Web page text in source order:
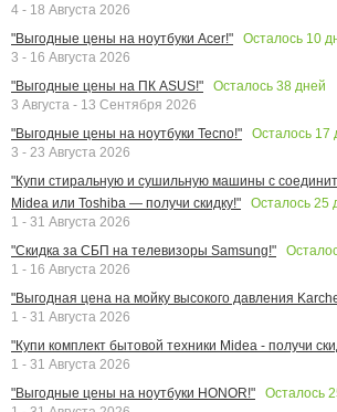
4 - 18 Августа 2026
"Выгодные цены на ноутбуки Acer!"
Осталось 10
3 - 16 Августа 2026
"Выгодные цены на ПК ASUS!"
Осталось 38 дней
3 Августа - 13 Сентября 2026
"Выгодные цены на ноутбуки Tecno!"
Осталось 17
3 - 23 Августа 2026
"Купи стиральную и сушильную машины с
Midea или Toshiba — получи скидку!"
Осталось 25
1 - 31 Августа 2026
"Скидка за СБП на телевизоры Samsung!"
1 - 16 Августа 2026
"Выгодная цена на мойку высокого давления
1 - 31 Августа 2026
"Купи комплект бытовой техники Midea - получи
1 - 31 Августа 2026
"Выгодные цены на ноутбуки HONOR!"
Осталось